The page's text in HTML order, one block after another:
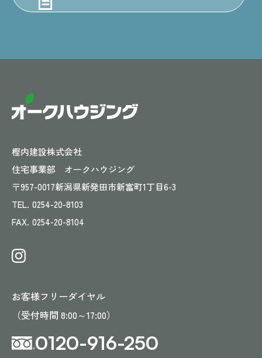
樫内建設株式会社
住宅事業部 オークハウジング
〒957-0017新潟県新発田市新富町1丁目6-3
TEL. 0254-20-8103
FAX. 0254-20-8104
お客様フリーダイヤル
（受付時間 8:00～17:00）
0120-916-250